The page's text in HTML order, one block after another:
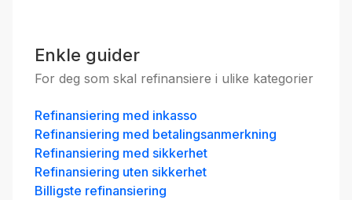
Enkle guider
For deg som skal refinansiere i ulike kategorier
Refinansiering med inkasso
Refinansiering med betalingsanmerkning
Refinansiering med sikkerhet
Refinansiering uten sikkerhet
Billigste refinansiering